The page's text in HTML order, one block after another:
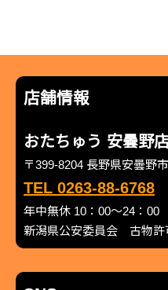
店舗情報
おたちゅう 安曇野
〒399-8204 長野県安曇野
TEL 0263-88-6768
年中無休 10：00～24：00
新潟県公安委員会 古物許